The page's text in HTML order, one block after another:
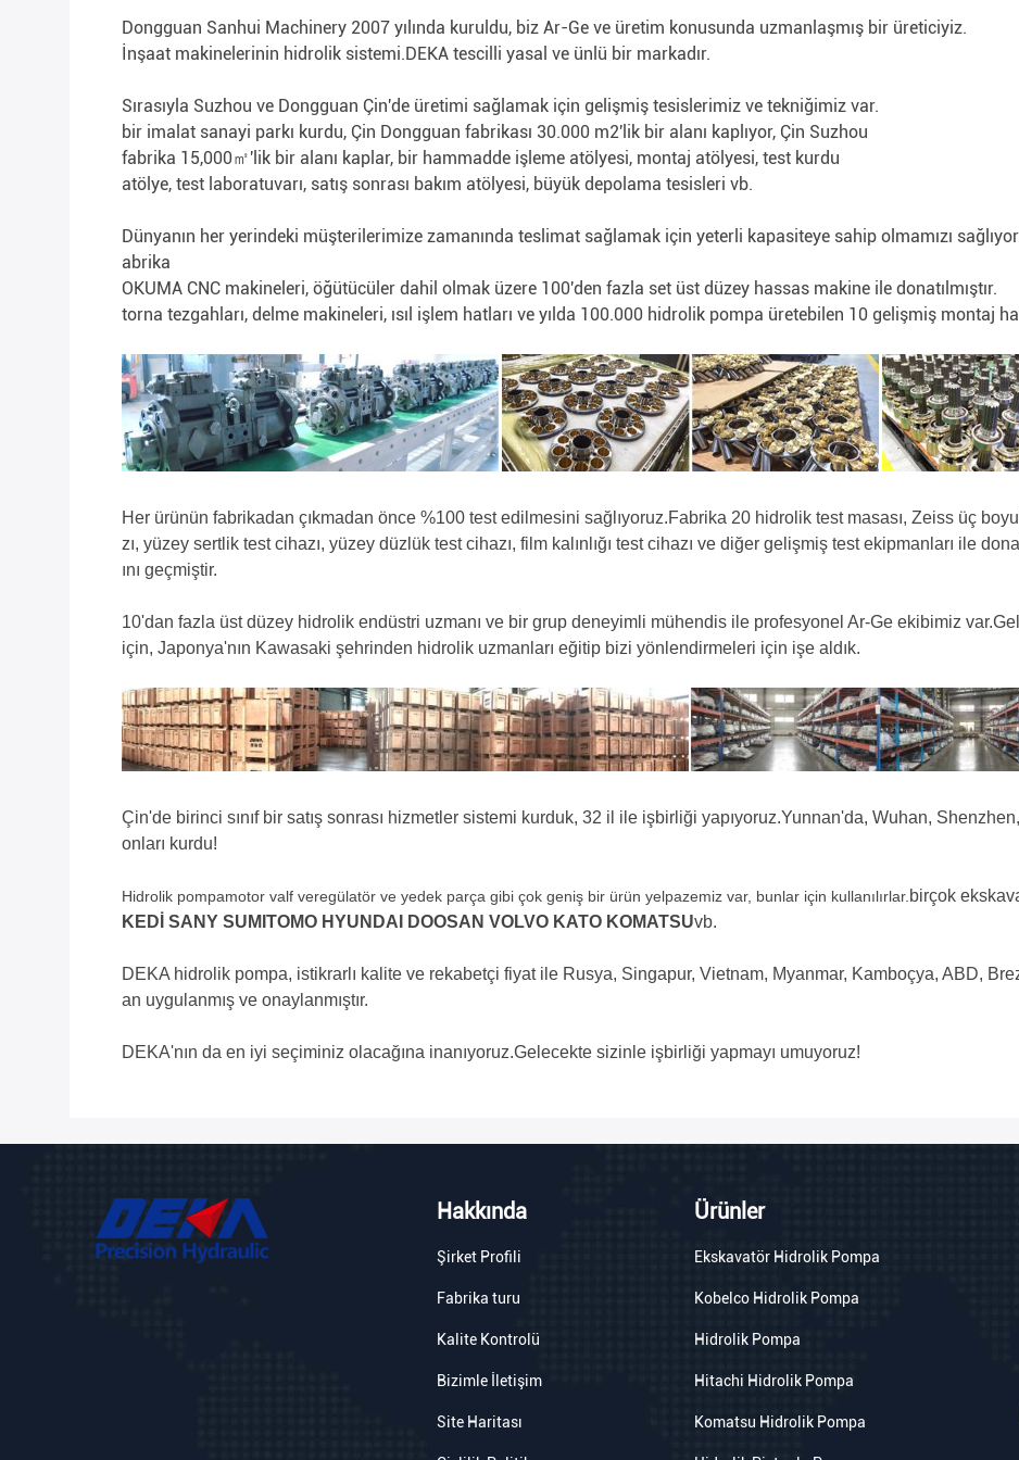
Dongguan Sanhui Machinery 2007 yılında kuruldu, biz Ar-Ge ve üretim konusunda uzmanlaşmış bir üreticiyiz.
İnşaat makinelerinin hidrolik sistemi.DEKA tescilli yasal ve ünlü bir markadır.
Sırasıyla Suzhou ve Dongguan Çin'de üretimi sağlamak için gelişmiş tesislerimiz ve tekniğimiz var.
bir imalat sanayi parkı kurdu, Çin Dongguan fabrikası 30.000 m2'lik bir alanı kaplıyor, Çin Suzhou
fabrika 15,000㎡'lik bir alanı kaplar, bir hammadde işleme atölyesi, montaj atölyesi, test kurdu
atölye, test laboratuvarı, satış sonrası bakım atölyesi, büyük depolama tesisleri vb.
Dünyanın her yerindeki müşterilerimize zamanında teslimat sağlamak için yeterli kapasiteye sahip olmamızı
abrika
OKUMA CNC makineleri, öğütücüler dahil olmak üzere 100'den fazla set üst düzey hassas makine ile donatılmıştır.
torna tezgahları, delme makineleri, ısıl işlem hatları ve yılda 100.000 hidrolik pompa üretebilen 10 gelişmiş montaj
Her ürünün fabrikadan çıkmadan önce %100 test edilmesini sağlıyoruz.Fabrika 20 hidrolik test masası, Zeiss üç
zı, yüzey sertlik test cihazı, yüzey düzlük test cihazı, film kalınlığı test cihazı ve diğer gelişmiş test ekipmanları ile
ını geçmiştir.
10'dan fazla üst düzey hidrolik endüstri uzmanı ve bir grup deneyimli mühendis ile profesyonel Ar-Ge ekibimiz
için, Japonya'nın Kawasaki şehrinden hidrolik uzmanları eğitip bizi yönlendirmeleri için işe aldık.
Çin'de birinci sınıf bir satış sonrası hizmetler sistemi kurduk, 32 il ile işbirliği yapıyoruz.Yunnan'da, Wuhan,
onları kurdu!
Hidrolik pompamotor valf veregülatör ve yedek parça gibi çok geniş bir ürün yelpazemiz var, bunlar için kullanılırlar. birçok
KEDİ SANY SUMITOMO HYUNDAI DOOSAN VOLVO KATO KOMATSUvb.
DEKA hidrolik pompa, istikrarlı kalite ve rekabetçi fiyat ile Rusya, Singapur, Vietnam, Myanmar, Kamboçya, ABD,
an uygulanmış ve onaylanmıştır.
DEKA'nın da en iyi seçiminiz olacağına inanıyoruz.Gelecekte sizinle işbirliği yapmayı umuyoruz!
Hakkında
Şirket Profili
Fabrika turu
Kalite Kontrolü
Bizimle İletişim
Site Haritası
Ürünler
Ekskavatör Hidrolik Pompa
Kobelco Hidrolik Pompa
Hidrolik Pompa
Hitachi Hidrolik Pompa
Komatsu Hidrolik Pompa